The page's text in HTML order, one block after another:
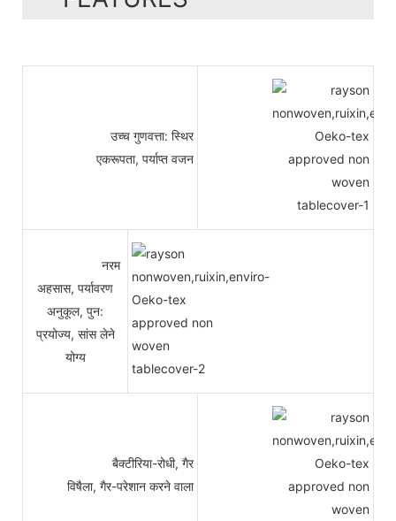
उच्च गुणवत्ता: स्थिर
एकरूपता, पर्याप्त वजन
नरम
अहसास, पर्यावरण
अनुकूल, पुन:
प्रयोज्य, सांस लेने
योग्य
बैक्टीरिया-रोधी, गैर
विषैला, गैर-परेशान करने वाला